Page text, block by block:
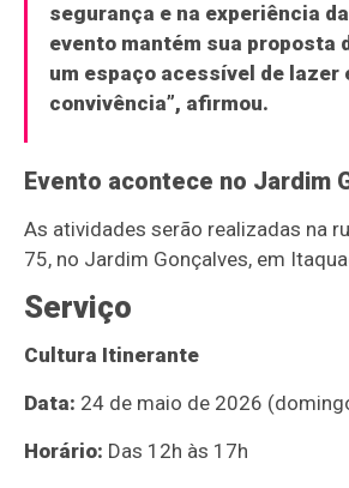
segurança e na experiência
evento mantém sua proposta
um espaço acessível de lazer
convivência”, afirmou.
Evento acontece no Jardim
As atividades serão realizadas na
75, no Jardim Gonçalves, em
Serviço
Cultura Itinerante
Data: 24 de maio de 2026
Horário: Das 12h às 17h